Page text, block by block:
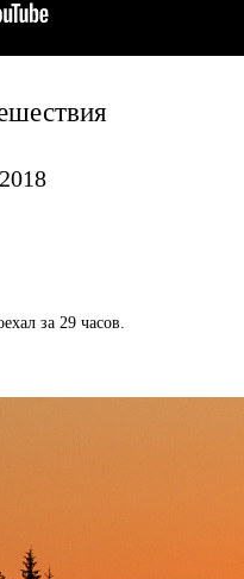
за 29 часов.